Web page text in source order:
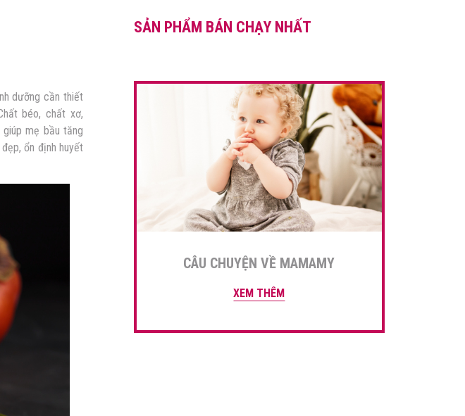
dưỡng cần thiết
béo, chất xơ,
mẹ bầu tăng
ổn định huyết
dài vừa đủ dinh dưỡng cho bé
SẢN PHẨM BÁN CHẠY NHẤT
CÂU CHUYỆN VỀ MAMAMY
XEM THÊM